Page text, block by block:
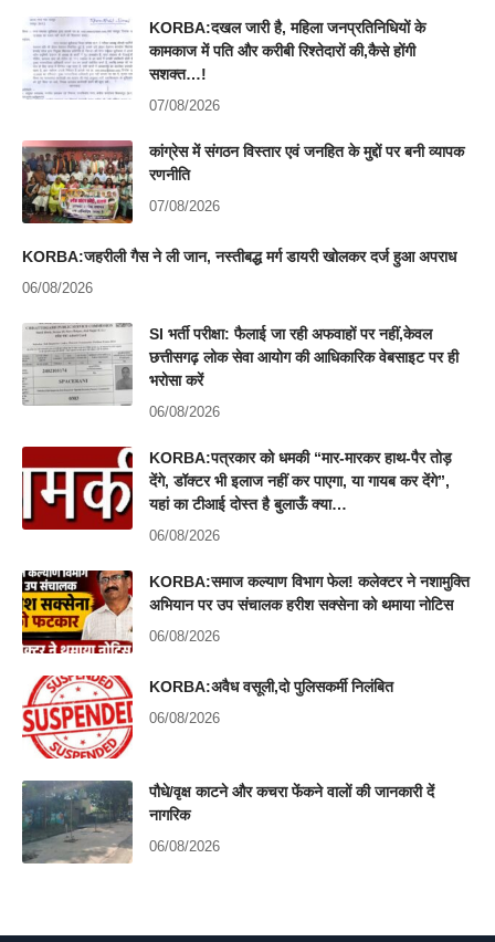
KORBA:दखल जारी है, महिला जनप्रतिनिधियों के
कामकाज में पति और करीबी रिश्तेदारों की,कैसे होंगी
सशक्त…!
07/08/2026
कांग्रेस में संगठन विस्तार एवं जनहित के मुद्दों पर बनी व्यापक
रणनीति
07/08/2026
KORBA:जहरीली गैस ने ली जान, नस्तीबद्ध मर्ग डायरी खोलकर दर्ज हुआ अपराध
06/08/2026
SI भर्ती परीक्षा: फैलाई जा रही अफवाहों पर नहीं,केवल
छत्तीसगढ़ लोक सेवा आयोग की आधिकारिक वेबसाइट पर ही
भरोसा करें
06/08/2026
KORBA:पत्रकार को धमकी “मार-मारकर हाथ-पैर तोड़
देंगे, डॉक्टर भी इलाज नहीं कर पाएगा, या गायब कर देंगे”,
यहां का टीआई दोस्त है बुलाऊँ क्या…
06/08/2026
KORBA:समाज कल्याण विभाग फेल! कलेक्टर ने नशामुक्ति
अभियान पर उप संचालक हरीश सक्सेना को थमाया नोटिस
06/08/2026
KORBA:अवैध वसूली,दो पुलिसकर्मी निलंबित
06/08/2026
पौधे/वृक्ष काटने और कचरा फेंकने वालों की जानकारी दें
नागरिक
06/08/2026